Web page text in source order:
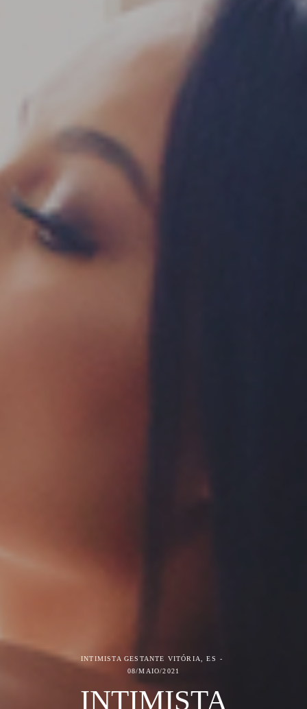
INTIMISTA GESTANTE VITÓRIA, ES
08/MAIO/2021
INTIMISTA